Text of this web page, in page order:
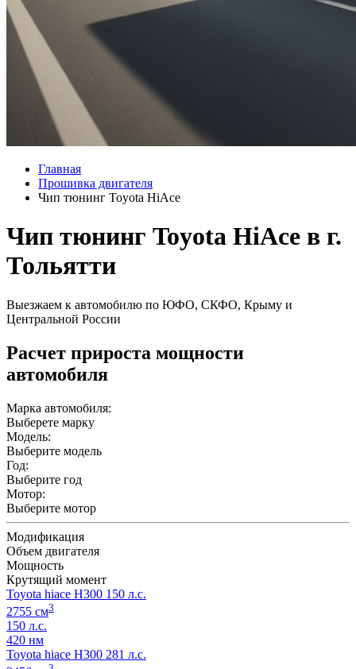
Главная
Прошивка двигателя
Чип тюнинг Toyota HiAce
Чип тюнинг Toyota HiAce в г.
Тольятти
Выезжаем к автомобилю по ЮФО, СКФО, Крыму и
Центральной России
Расчет прироста мощности
автомобиля
Марка автомобиля:
Выберете марку
Модель:
Выберите модель
Год:
Выберите год
Мотор:
Выберите мотор
Модификация
Объем двигателя
Мощность
Крутящий момент
Toyota hiace H300 150 л.с.
2755 см3
150 л.с.
420 нм
Toyota hiace H300 281 л.с.